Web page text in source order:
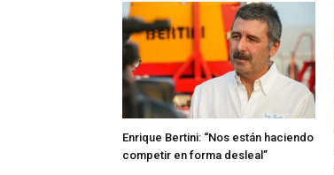
Enrique Bertini: “Nos están haciendo
competir en forma desleal”